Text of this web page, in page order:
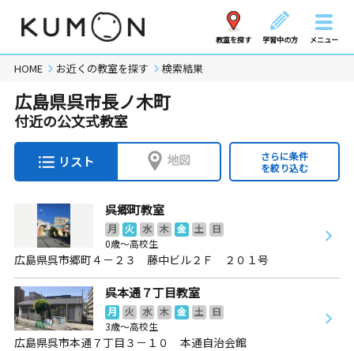
教室を探す 学習中の方 メニュー
HOME お近くの教室を探す 検索結果
広島県呉市長ノ木町
付近の公文式教室
リスト 地図
さらに条件
を絞り込む
呉郷町教室
月 火 水 木 金 土
日
0歳～高校生
広島県呉市郷町４－２３ 藤中ビル２Ｆ ２０１号
呉本通７丁目教室
月 火 水 木 金 土
日
3歳～高校生
広島県呉市本通７丁目３－１０ 本通自治会館